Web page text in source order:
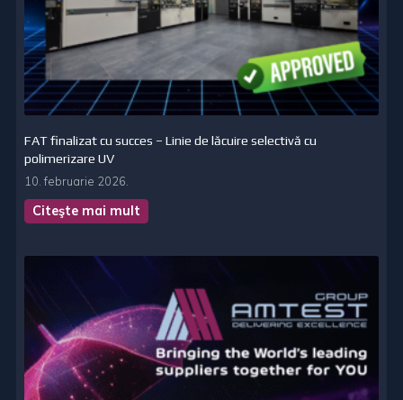
FAT finalizat cu succes – Linie de lăcuire selectivă cu
polimerizare UV
10. februarie 2026.
Citeşte mai mult